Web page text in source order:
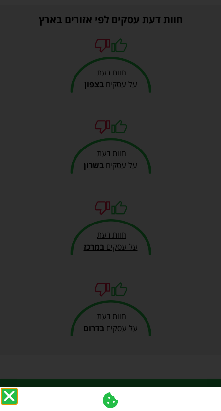
חוות דעת עסקים לפי אזורים בארץ
חוות דעת
על עסקיםבצפון
חוות דעת
על עסקים בשרון
חוות דעת
על עסקיםבמרכז
חוות דעת
על עסקים בדרום
כל הזכויות שמורות ל my-opinion 2019, האתר שמרכז חוות
דעת, ביקורות והמלצות על מבחר עסקים בעולם עיצוב הבית,